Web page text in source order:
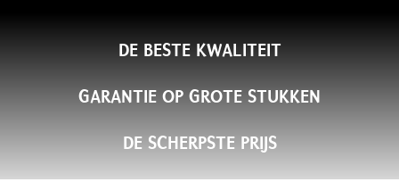
DE BESTE KWALITEIT
GARANTIE OP GROTE STUKKEN
DE SCHERPSTE PRIJS